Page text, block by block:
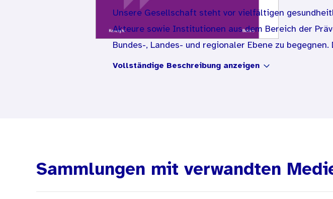
Unsere Gesellschaft steht vor vielfältigen
Akteure sowie Institutionen aus dem Bereich der
Bundes-, Landes- und regionaler Ebene zu
wirksam wie nachhaltig entfalten können, ist nicht
Kooperation mit Wissenschaft und Praxis einen
Feld setzen und die Diskussion über die Umsetzung
Vollständige Beschreibung anzeigen
Sammlungen mit verwandten